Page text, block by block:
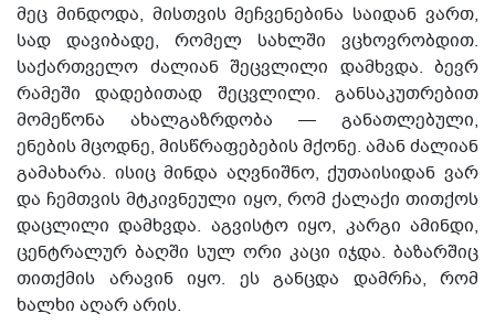
მეც მინდოდა, მისთვის მეჩვენებინა საიდან ვართ,
სად დავიბადე, რომელ სახლში ვცხოვრობდით.
საქართველო ძალიან შეცვლილი დამხვდა. ბევრ
რამეში დადებითად შეცვლილი. განსაკუთრებით
მომეწონა ახალგაზრდობა — განათლებული,
ენების მცოდნე, მისწრაფებების მქონე. ამანძალიან
გამახარა. ისიც მინდა აღვნიშნო,ქუთაისიდან ვარ
და ჩემთვის მტკივნეული იყო, რომ ქალაქი თითქოს
დაცლილი დამხვდა. აგვისტო იყო, კარგი ამინდი,
ცენტრალურ ბაღში სულ ორი კაცი იჯდა. ბაზარშიც
თითქმის არავინ იყო. ეს განცდა დამრჩა, რომ
ხალხი აღარ არის.